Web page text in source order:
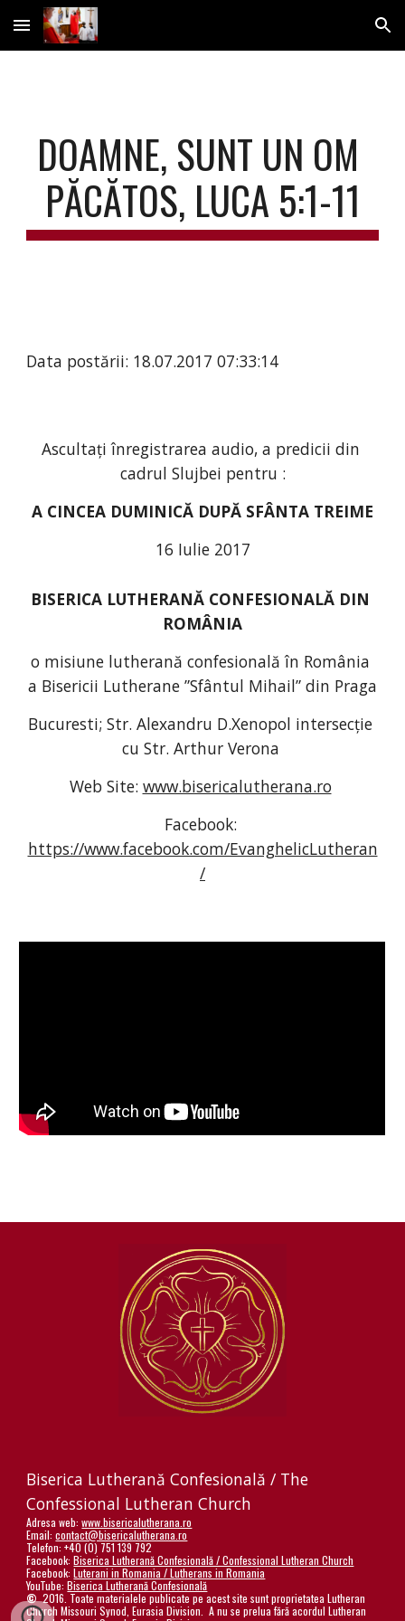
Skip to main content Skip to navigation
DOAMNE, SUNT UN OM
PĂCĂTOS, LUCA 5:1-11
Data postării: 18.07.2017 07:33:14
Ascultați înregistrarea audio, a predicii din
cadrul Slujbei pentru :
A CINCEA DUMINICĂ DUPĂ SFÂNTA TREIME
16 Iulie 2017
BISERICA LUTHERANĂ CONFESIONALĂ DIN
ROMÂNIA
o misiune lutherană confesională în România
a Bisericii Lutherane ”Sfântul Mihail” din Praga
Bucuresti; Str. Alexandru D.Xenopol intersecție
cu Str. Arthur Verona
Web Site: www.bisericalutherana.ro
https://www.facebook.com/EvanghelicLutheran
/
Biserica Lutherană Confesională / The
Confessional Lutheran Church
Adresa web:www.bisericalutherana.ro
Email:contact@bisericalutherana.ro
Telefon: +40 (0) 751 139 792
Facebook:Biserica Lutherană Confesională / Confessional Lutheran Church
Facebook:Luterani in Romania / Lutherans in Romania
YouTube:Biserica Lutherană Confesională
©2016. Toate materialele publicate pe acest site sunt proprietatea Lutheran
Church Missouri Synod, Eurasia Division. A nu se prelua fără acordul Lutheran